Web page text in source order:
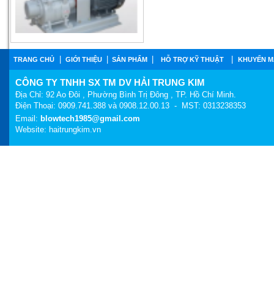
GW-1H
TRANG CHỦ GIỚI THIỆU SẢN PHẨM HỖ TRỢ KỸ THUẬT KHUYẾN
CÔNG TY TNHH SX TM DV HẢI TRUNG KIM
Địa Chỉ: 92 Ao Đôi , Phường Bình Trị Đông , TP. Hồ Chí Minh.
Điện Thoại: 0909.741.388 và 0908.12.00.13 - MST: 0313238353
Email: blowtech1985@gmail.com
Website: haitrungkim.vn